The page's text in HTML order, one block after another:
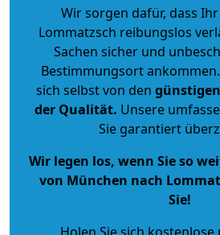
Wir sorgen dafür, dass
Lommatzsch reibungslos
Sachen sicher und
Bestimmungsort
sich selbst von den
der Qualität. Unsere
Sie garantiert
Wir legen los, wenn Sie so
von München nach
Sie!
Holen Sie sich